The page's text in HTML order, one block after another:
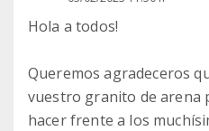
Hola a todos!
Queremos agradeceros
vuestro granito de arena
hacer frente a los